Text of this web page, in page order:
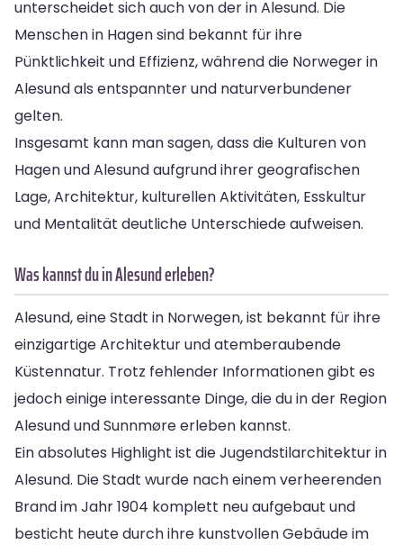
unterscheidet sich auch von der in Alesund. Die
Menschen in Hagen sind bekannt für ihre
Pünktlichkeit und Effizienz, während die Norweger in
Alesund als entspannter und naturverbundener
gelten.
Insgesamt kann man sagen, dass die Kulturen von
Hagen und Alesund aufgrund ihrer geografischen
Lage, Architektur, kulturellen Aktivitäten, Esskultur
und Mentalität deutliche Unterschiede aufweisen.
Was kannst du in Alesund erleben?
Alesund, eine Stadt in Norwegen, ist bekannt für ihre
einzigartige Architektur und atemberaubende
Küstennatur. Trotz fehlender Informationen gibt es
jedoch einige interessante Dinge, die du in der Region
Alesund und Sunnmøre erleben kannst.
Ein absolutes Highlight ist die Jugendstilarchitektur in
Alesund. Die Stadt wurde nach einem verheerenden
Brand im Jahr 1904 komplett neu aufgebaut und
besticht heute durch ihre kunstvollen Gebäude im